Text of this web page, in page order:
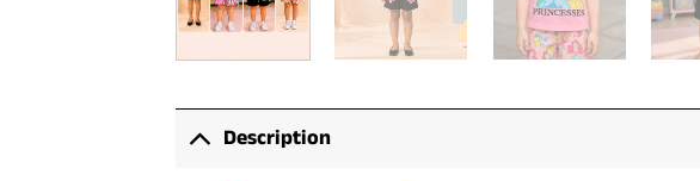
Description